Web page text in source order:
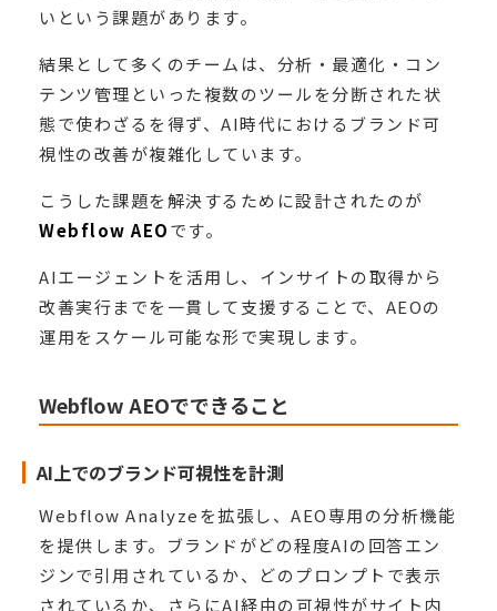
いという課題があります。
結果として多くのチームは、分析・最適化・コン
テンツ管理といった複数のツールを分断された状
態で使わざるを得ず、AI時代におけるブランド可
視性の改善が複雑化しています。
こうした課題を解決するために設計されたのが
Webflow AEOです。
AIエージェントを活用し、インサイトの取得から
改善実行までを一貫して支援することで、AEOの
運用をスケール可能な形で実現します。
Webflow AEOでできること
AI上でのブランド可視性を計測
Webflow Analyzeを拡張し、AEO専用の分析機能
を提供します。ブランドがどの程度AIの回答エン
ジンで引用されているか、どのプロンプトで表示
されているか、さらにAI経由の可視性がサイト内